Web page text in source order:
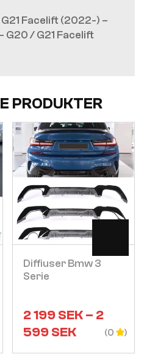
Facelift (2022-) –
G20 / G21 Facelift
PRODUKTER
Diffiuser Bmw 3
Serie
2 199SEK – 2
599SEK (0
Visa